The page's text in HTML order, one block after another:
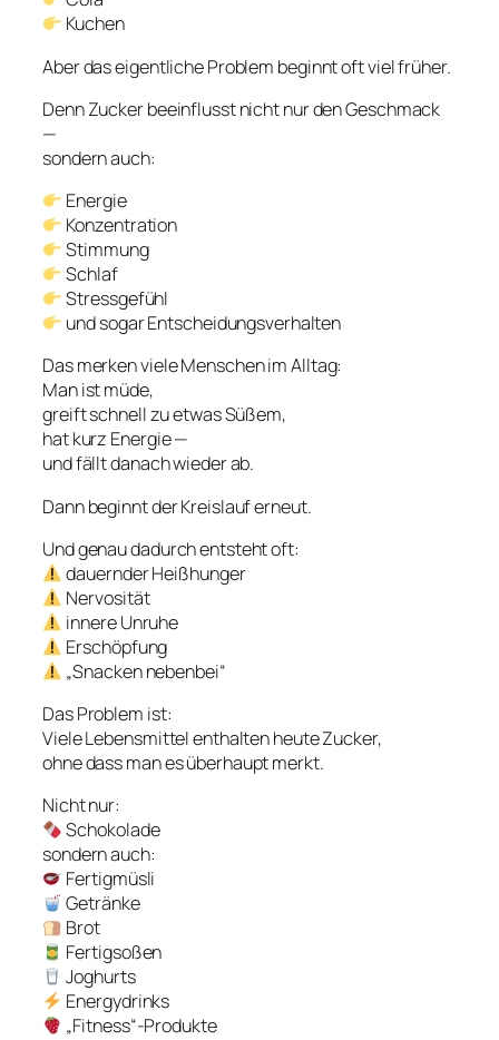
Kuchen
Aber das eigentliche Problem beginnt oft viel früher.
Denn Zucker beeinflusst nicht nur den Geschmack
—
sondern auch:
Energie
Konzentration
Stimmung
Schlaf
Stressgefühl
und sogar Entscheidungsverhalten
Das merken viele Menschen im Alltag:
Man ist müde,
greift schnell zu etwas Süßem,
hat kurz Energie —
und fällt danach wieder ab.
Dann beginnt der Kreislauf erneut.
Und genau dadurch entsteht oft:
dauernder Heißhunger
Nervosität
innere Unruhe
Erschöpfung
„Snacken nebenbei“
Das Problem ist:
Viele Lebensmittel enthalten heute Zucker,
ohne dass man es überhaupt merkt.
Nicht nur:
Schokolade
sondern auch:
Fertigmüsli
Getränke
Brot
Fertigsoßen
Joghurts
Energydrinks
„Fitness“-Produkte